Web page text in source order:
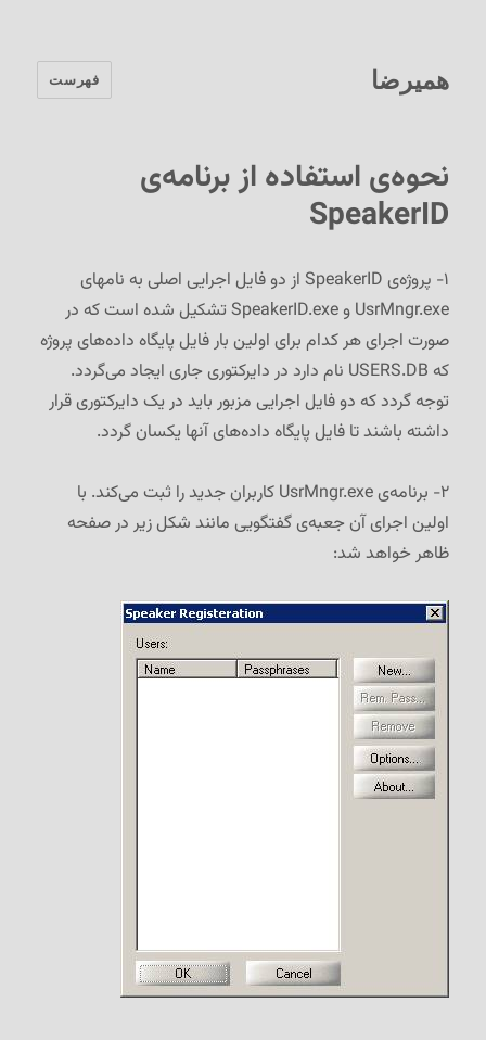
همیرضا فهرست
نحوه‌ی استفاده از برنامه‌ی
SpeakerID
۱- پروژه‌ی SpeakerID از دو فایل اجرایی اصلی به نامهای
UsrMngr.exe و SpeakerID.exe تشکیل شده است که در
صورت اجرای هر کدام برای اولین بار فایل پایگاه داده‌های پروژه
که USERS.DB نام دارد در دایرکتوری جاری ایجاد می‌گردد.
توجه گردد که دو فایل اجرایی مزبور باید در یک دایرکتوری قرار
داشته باشند تا فایل پایگاه داده‌های آنها یکسان گردد.
۲- برنامه‌ی UsrMngr.exe کاربران جدید را ثبت می‌کند. با
اولین اجرای آن جعبه‌ی گفتگویی مانند شکل زیر در صفحه
ظاهر خواهد شد: